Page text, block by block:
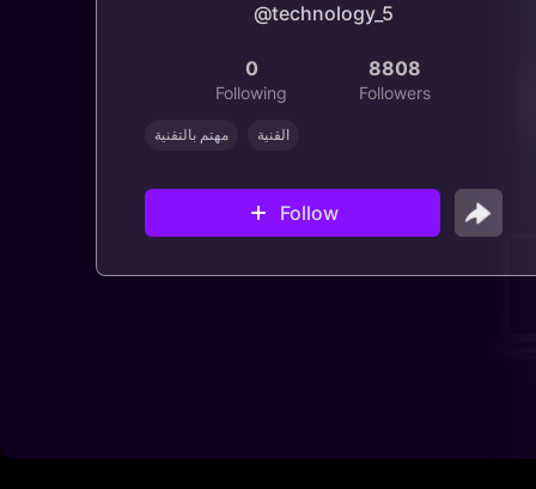
@technology_5
0
Following
8808
Followers
مهتم بالتقنية القنية
Follow